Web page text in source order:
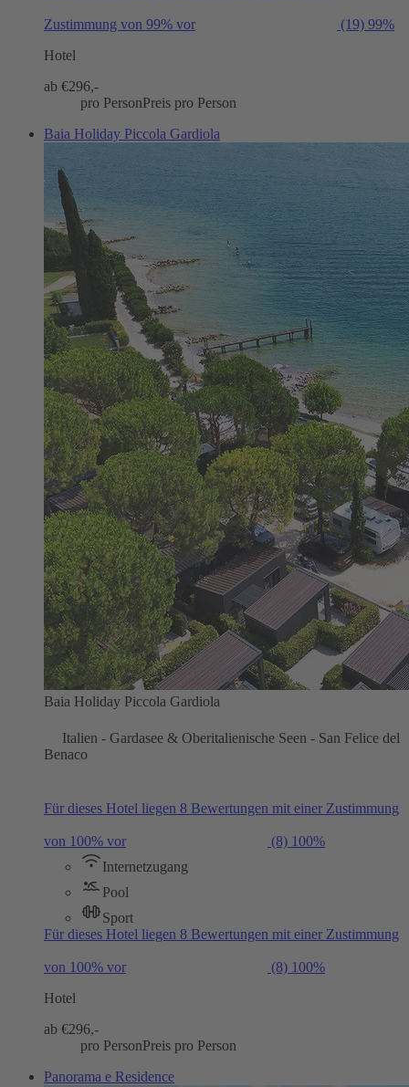
Zustimmung von 99% vor (19) 99%
Hotel
ab €296,-
pro PersonPreis pro Person
Baia Holiday Piccola Gardiola
Baia Holiday Piccola Gardiola
Italien - Gardasee & Oberitalienische Seen - San Felice del
Benaco
Für dieses Hotel liegen 8 Bewertungen mit einer Zustimmung
von 100% vor (8) 100%
Internetzugang
Pool
Sport
Für dieses Hotel liegen 8 Bewertungen mit einer Zustimmung
von 100% vor (8) 100%
Hotel
ab €296,-
pro PersonPreis pro Person
Panorama e Residence